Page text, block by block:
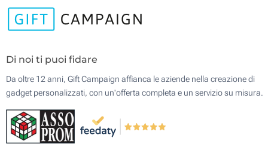
Di noi ti puoi fidare
Da oltre 12 anni, Gift Campaign affianca le aziende nella creazione di
gadget personalizzati, con un'offerta completa e un servizio su misura.